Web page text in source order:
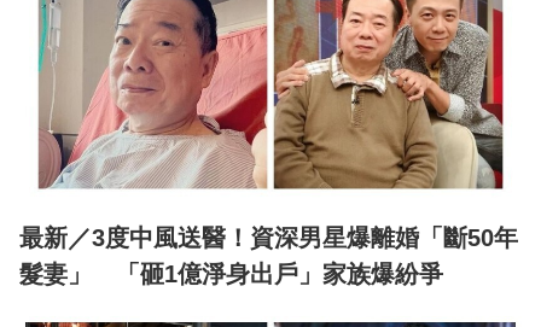
最新／3度中風送醫！資深男星爆離婚「斷50年
髮妻」 「砸1億淨身出戶」家族爆紛爭